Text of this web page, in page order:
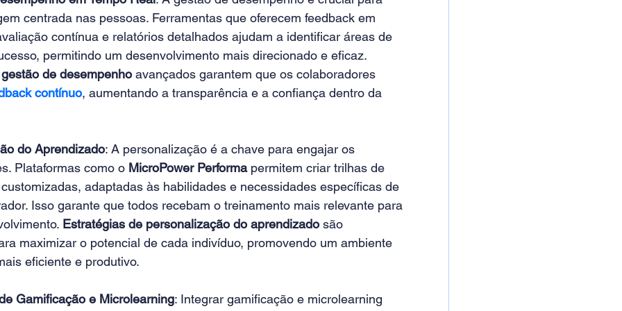
centrada nas pessoas. Ferramentas que oferecem feedback em
contínua e relatórios detalhados ajudam a identificar áreas de
permitindo um desenvolvimento mais direcionado e eficaz.
de desempenho avançados garantem que os colaboradores
contínuo, aumentando a transparência e a confiança dentro da
do Aprendizado: A personalização é a chave para engajar os
Plataformas como o MicroPower Performa permitem criar trilhas de
adaptadas às habilidades e necessidades específicas de
Isso garante que todos recebam o treinamento mais relevante para
Estratégias de personalização do aprendizado são
maximizar o potencial de cada indivíduo, promovendo um ambiente
eficiente e produtivo.
Gamificação e Microlearning: Integrar gamificação e microlearning